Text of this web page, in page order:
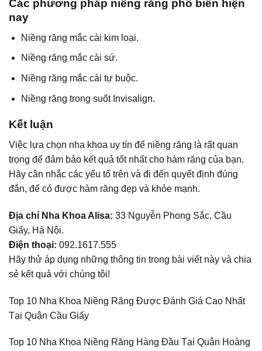
Các phương pháp niềng răng phổ biến hiện
nay
Niềng răng mắc cài kim loại.
Niềng răng mắc cài sứ.
Niềng răng mắc cài tự buộc.
Niềng răng trong suốt Invisalign.
Kết luận
Việc lựa chọn nha khoa uy tín để niềng răng là rất quan
trọng để đảm bảo kết quả tốt nhất cho hàm răng của bạn.
Hãy cân nhắc các yếu tố trên và đi đến quyết định đúng
đắn, để có được hàm răng đẹp và khỏe mạnh.
Địa chỉ Nha Khoa Alisa: 33 Nguyễn Phong Sắc, Cầu
Giấy, Hà Nội.
Điện thoại: 092.1617.555
Hãy thử áp dụng những thông tin trong bài viết này và chia
sẻ kết quả với chúng tôi!
Top 10 Nha Khoa Niềng Răng Được Đánh Giá Cao Nhất
Tại Quận Cầu Giấy
Top 10 Nha Khoa Niềng Răng Hàng Đầu Tại Quận Hoàng